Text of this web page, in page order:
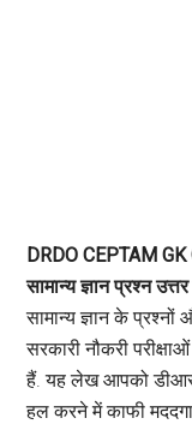
DRDO CEPTAM GK
सामान्य ज्ञान प्रश्न
सामान्य ज्ञान के प्रश्नों
सरकारी नौकरी
हैं. यह लेख आपको
हल करने में काफी